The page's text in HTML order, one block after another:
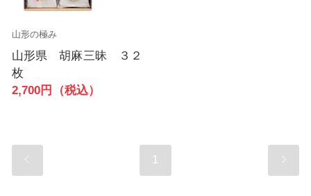
山形の極み
山形県 胡麻三昧 ３２
枚
2,700円（税込）
1